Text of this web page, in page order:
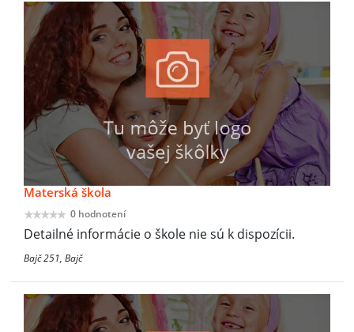
Materská škola
0 hodnotení
Detailné informácie o škole nie sú k dispozícii.
Bajč 251, Bajč